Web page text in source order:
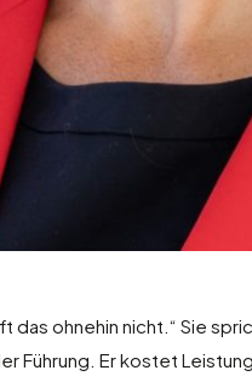
ohnehin nicht.“ Sie
Er kostet